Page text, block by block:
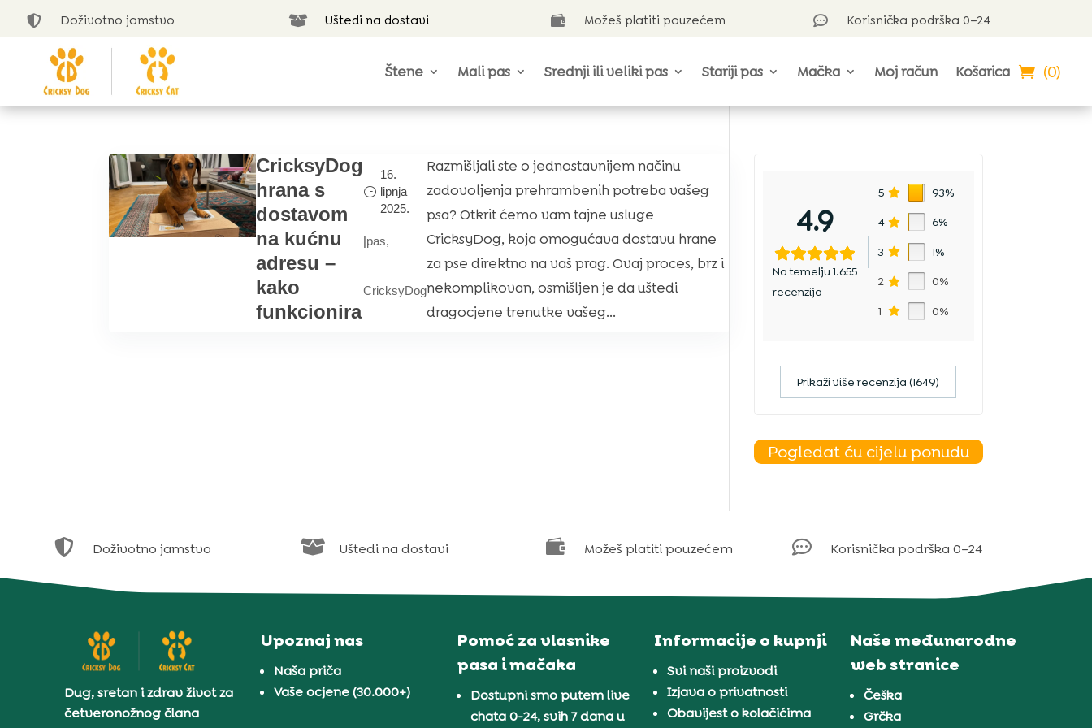
 Doživotno jamstvo  Uštedi na dostavi  Možeš platiti pouzećem  Korisnička podrška 0–24
Štene Mali pas Srednji ili veliki pas Stariji pas Mačka Moj račun Košarica (0)
CricksyDog
hrana s
dostavom
na kućnu
adresu –
kako
funkcionira
16.
lipnja
2025.
|pas,
CricksyDog
Razmišljali ste o jednostavnijem načinu
zadovoljenja prehrambenih potreba vašeg
psa? Otkrit ćemo vam tajne usluge
CricksyDog, koja omogućava dostavu hrane
za pse direktno na vaš prag. Ovaj proces, brz i
nekomplikovan, osmišljen je da uštedi
dragocjene trenutke vašeg...
4.9
Na temelju 1.655
recenzija
5 93%
4 6%
3 1%
2 0%
1 0%
Prikaži više recenzija (1649)
Pogledat ću cijelu ponudu
 Doživotno jamstvo  Uštedi na dostavi  Možeš platiti pouzećem  Korisnička podrška 0–24
Dug, sretan i zdrav život za
četveronožnog člana
Upoznaj nas
Naša priča
Vaše ocjene (30.000+)
Pomoć za vlasnike
pasa i mačaka
Dostupni smo putem live
chata 0-24, svih 7 dana u
Informacije o kupnji
Svi naši proizvodi
Izjava o privatnosti
Obavijest o kolačićima
Naše međunarodne
web stranice
Češka
Grčka